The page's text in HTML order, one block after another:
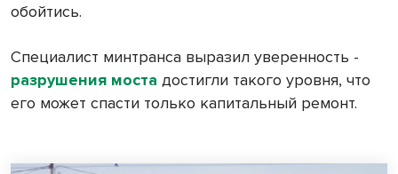
обойтись.
Специалист минтранса выразил уверенность -
разрушения моста достигли такого уровня, что
его может спасти только капитальный ремонт.